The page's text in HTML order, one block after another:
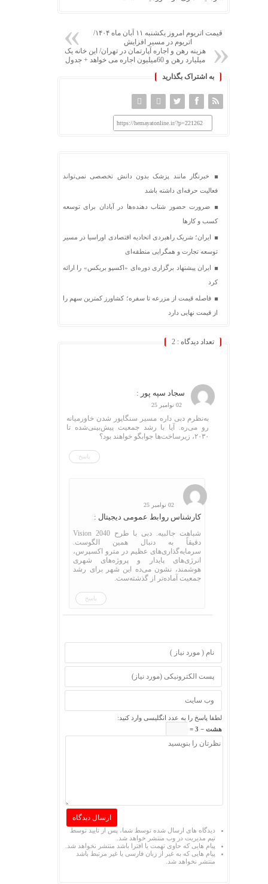
قیمت اتریوم امروز یکشنبه ۱۱ آبان ماه ۱۴۰۴/
اتریوم در مسیر افزایش
هزینه رهن و اجاره آپارتمان در تهران/ این خانه یک
میلیارد رهن و 60میلیون اجاره می خواهد + جدول
به اشتراک بگذارید
https://hemayatonline.ir/?p=221262
خبرنگار مانند پزشک بدون دانش تخصصی نمی‌تواند
فعالیت حرفه‌ای داشته باشد
ضرورت حضور شتاب ‌دهنده‌ها در آبادان برای توسعه
کسب‌ و کارها
ایران؛ شریک راهبردی اتحادیه اقتصادی اوراسیا در مسیر
توسعه تجارت و همگرایی منطقه‌ای
ایران پیشنهاد برگزاری دوره‌ای «اکسپو بریکس» را ارائه
کرد
فاصله قیمت از مزرعه تا سفره؛ کشاورز کمترین سهم را
از قیمت نهایی دارد
تعداد دیدگاه : 2
سجاد سپه پور :
02 نوامبر 25
به‌نظرم دبی داره مسیر سنگاپور شدن خاورمیانه
رو می‌ره. آیا با رشد جمعیت پیش‌بینی‌شده تا
۲۰۳۰، زیرساخت‌ها جوابگو خواهند بود؟
پاسخ
کارشناس روابط عمومی دیجیتال :
02 نوامبر 25
شباهت جالبیه. دبی با طرح Vision 2040
دقیقاً به دنبال همین الگوست.
سرمایه‌گذاری‌های عظیم در مترو اکسپرس،
انرژی‌های پایدار و پروژه‌های شهری
هوشمند، نشون می‌ده این شهر برای رشد
جمعیت آماده‌تر از گذشته‌ست.
پاسخ
لطفا پاسخ را به عدد انگلیسی وارد کنید:
هشت − 3 =
دیدگاه های ارسال شده توسط شما، پس از تایید توسط
تیم مدیریت در وب منتشر خواهد شد.
پیام هایی که حاوی تهمت یا افترا باشد منتشر نخواهد شد.
پیام هایی که به غیر از زبان فارسی یا غیر مرتبط باشد
منتشر نخواهد شد.